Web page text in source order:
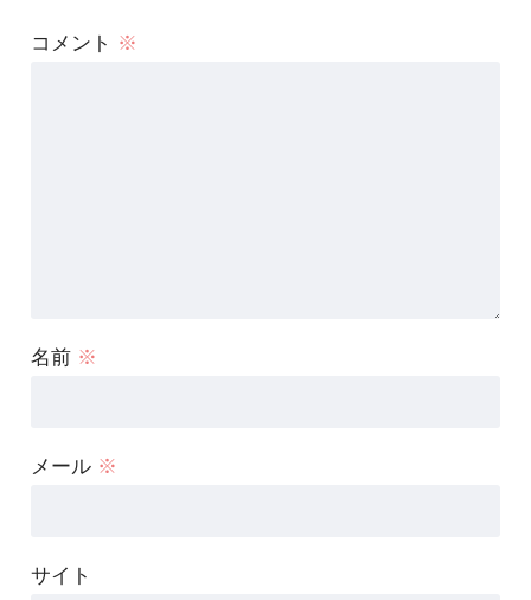
コメント ※
名前 ※
メール ※
サイト